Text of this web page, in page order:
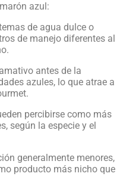
azul:
de agua dulce o
de manejo diferentes al
antes de la
azules, lo que atrae a
percibirse como más
según la especie y el
generalmente menores,
producto más nicho que